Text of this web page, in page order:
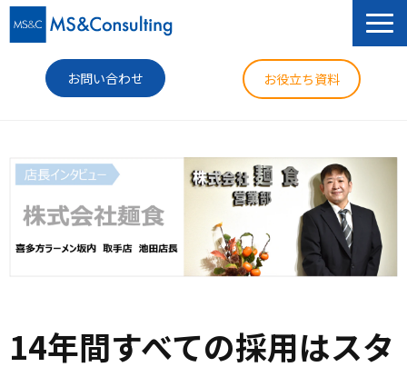
お問い合わせ お役立ち資料
セミナー
導入事例
企業情報
14年間すべての採用はスタ